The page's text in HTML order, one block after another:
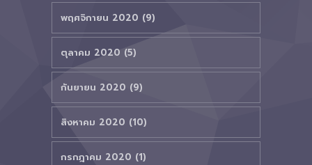
พฤศจิกายน 2020 (9)
ตุลาคม 2020 (5)
กันยายน 2020 (9)
สิงหาคม 2020 (10)
กรกฎาคม 2020 (1)